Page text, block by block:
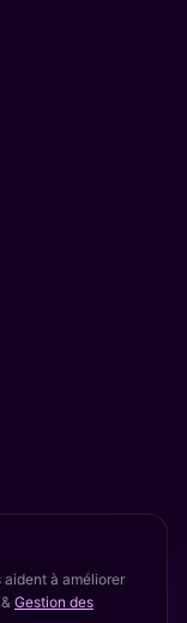
droits réservés.
à améliorer
& Gestion des